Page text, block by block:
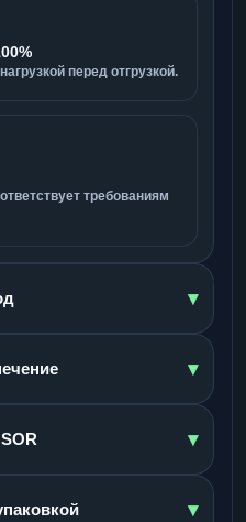
перед отгрузкой.
требованиям
▾
▾
▾
▾